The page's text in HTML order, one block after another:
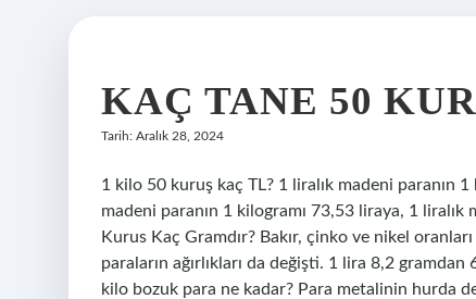
KAÇ TANE 50
Tarih: Aralık 28, 2024
1 kilo 50 kuruş kaç TL? 1 liralık madeni paranın
madeni paranın 1 kilogramı 73,53 liraya, 1
Kurus Kaç Gramdır? Bakır, çinko ve nikel
paraların ağırlıkları da değişti. 1 lira 8,2
kilo bozuk para ne kadar? Para metalinin hurda